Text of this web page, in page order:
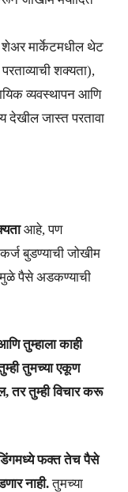
शेअर मार्केटमधील थेट
शक्यता),
व्यवस्थापन आणि
देखील जास्त परतावा
आहे, पण
बुडण्याची जोखीम
पैसे अडकण्याची
तुम्हाला काही
तुमच्या एकूण
तर तुम्ही विचार करू
फक्त तेच पैसे
नाही.तुमच्या